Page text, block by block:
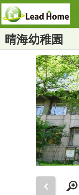
晴海幼稚園